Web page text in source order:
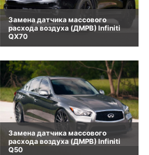
Замена датчика массового
расхода воздуха (ДМРВ) Infiniti
QX70
Замена датчика массового
расхода воздуха (ДМРВ) Infiniti
Q50